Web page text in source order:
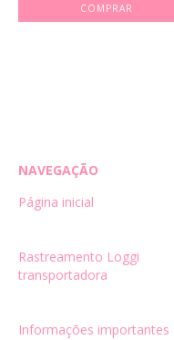
COMPRAR
NAVEGAÇÃO
Página inicial
Rastreamento Loggi
transportadora
Informações importantes